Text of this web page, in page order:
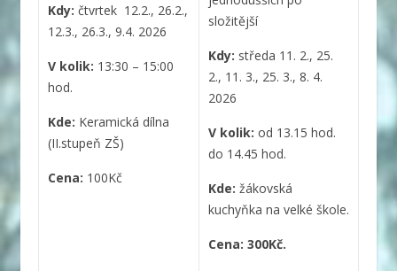
Kdy: čtvrtek 12.2., 26.2.,
12.3., 26.3., 9.4. 2026
V kolik: 13:30 – 15:00
hod.
Kde: Keramická dílna
(II.stupeň ZŠ)
Cena: 100Kč
složitější
Kdy: středa 11. 2., 25.
2., 11. 3., 25. 3., 8. 4.
2026
V kolik: od 13.15 hod.
do 14.45 hod.
Kde: žákovská
kuchyňka na velké škole.
Cena: 300Kč.